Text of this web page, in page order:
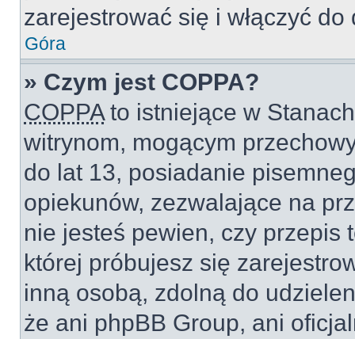
zarejestrować się i włączyć
Góra
» Czym jest COPPA?
COPPAto istniejące w
witrynom, mogącym
do lat 13, posiadanie
opiekunów, zezwalające na
nie jesteś pewien, czy przepis
której próbujesz się
inną osobą, zdolną do
że ani phpBB Group, ani